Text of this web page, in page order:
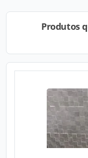
Produtos